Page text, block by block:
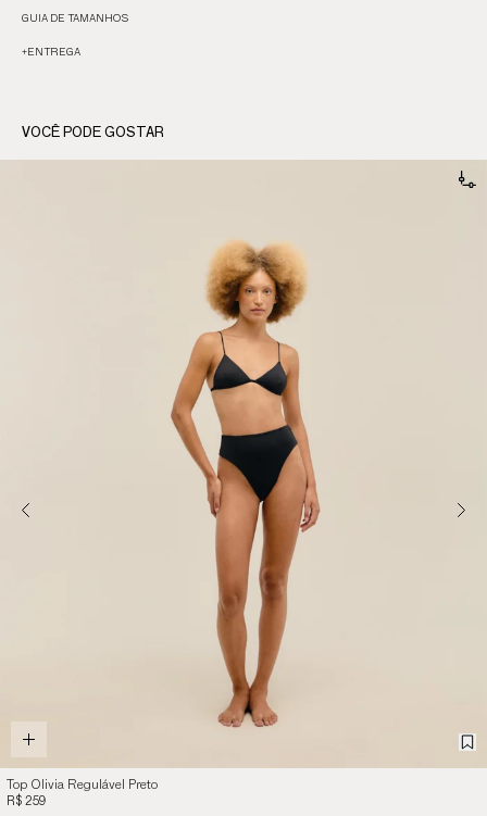
GUIA DE TAMANHOS
+ENTREGA
VOCÊ PODE GOSTAR
Top Olivia Regulável Preto
R$ 259